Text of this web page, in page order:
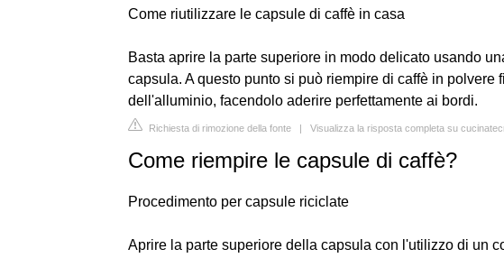
Come riutilizzare le capsule di caffè in casa
Basta aprire la parte superiore in modo delicato usando
capsula. A questo punto si può riempire di caffè in polvere
dell'alluminio, facendolo aderire perfettamente ai bordi.
Richiesta di rimozione della fonte | Visualizza la risposta completa su
Come riempire le capsule di caffè?
Procedimento per capsule riciclate
Aprire la parte superiore della capsula con l'utilizzo di un